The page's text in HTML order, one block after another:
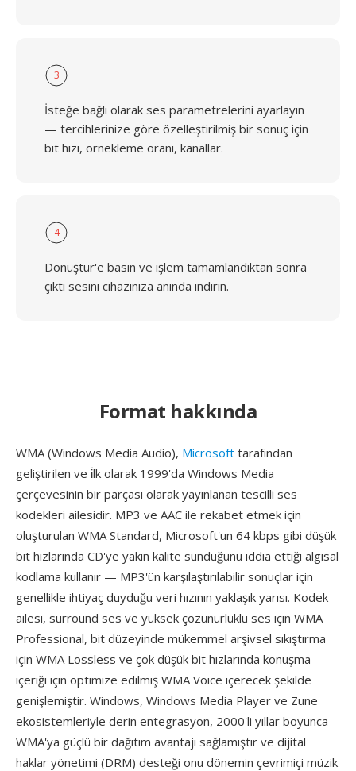
3
İsteğe bağlı olarak ses parametrelerini ayarlayın
— tercihlerinize göre özelleştirilmiş bir sonuç için
bit hızı, örnekleme oranı, kanallar.
4
Dönüştür'e basın ve işlem tamamlandıktan sonra
çıktı sesini cihazınıza anında indirin.
Format hakkında
WMA (Windows Media Audio), Microsoft tarafından
geliştirilen ve i̇lk olarak 1999'da Windows Media
çerçevesinin bir parçası olarak yayınlanan tescilli ses
kodekleri ailesidir. MP3 ve AAC ile rekabet etmek için
oluşturulan WMA Standard, Microsoft'un 64 kbps gibi düşük
bit hızlarında CD'ye yakın kalite sunduğunu iddia ettiği algısal
kodlama kullanır — MP3'ün karşılaştırılabilir sonuçlar için
genellikle ihtiyaç duyduğu veri hızının yaklaşık yarısı. Kodek
ailesi, surround ses ve yüksek çözünürlüklü ses için WMA
Professional, bit düzeyinde mükemmel arşivsel sıkıştırma
için WMA Lossless ve çok düşük bit hızlarında konuşma
içeriği için optimize edilmiş WMA Voice içerecek şekilde
genişlemiştir. Windows, Windows Media Player ve Zune
ekosistemleriyle derin entegrasyon, 2000'li yıllar boyunca
WMA'ya güçlü bir dağıtım avantajı sağlamıştır ve dijital
haklar yönetimi (DRM) desteği onu dönemin çevrimiçi müzik